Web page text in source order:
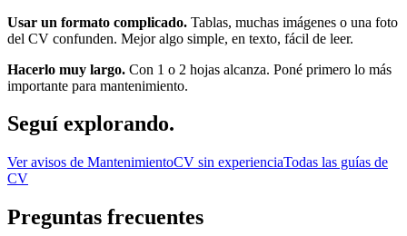
Usar un formato complicado. Tablas, muchas imágenes o una foto
del CV confunden. Mejor algo simple, en texto, fácil de leer.
Hacerlo muy largo. Con 1 o 2 hojas alcanza. Poné primero lo más
importante para mantenimiento.
Seguí explorando.
Ver avisos de MantenimientoCV sin experienciaTodas las guías de
CV
Preguntas frecuentes